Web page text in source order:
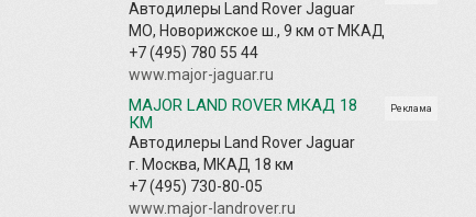
Автодилеры Land Rover Jaguar
МО, Новорижское ш., 9 км от МКАД
+7 (495) 780 55 44
www.major-jaguar.ru
Реклама
MAJOR LAND ROVER МКАД 18
КМ
Автодилеры Land Rover Jaguar
г. Москва, МКАД 18 км
+7 (495) 730-80-05
www.major-landrover.ru